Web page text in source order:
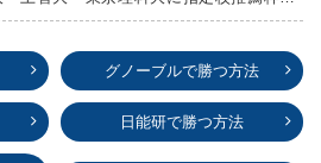
グノーブルで勝つ方法
日能研で勝つ方法